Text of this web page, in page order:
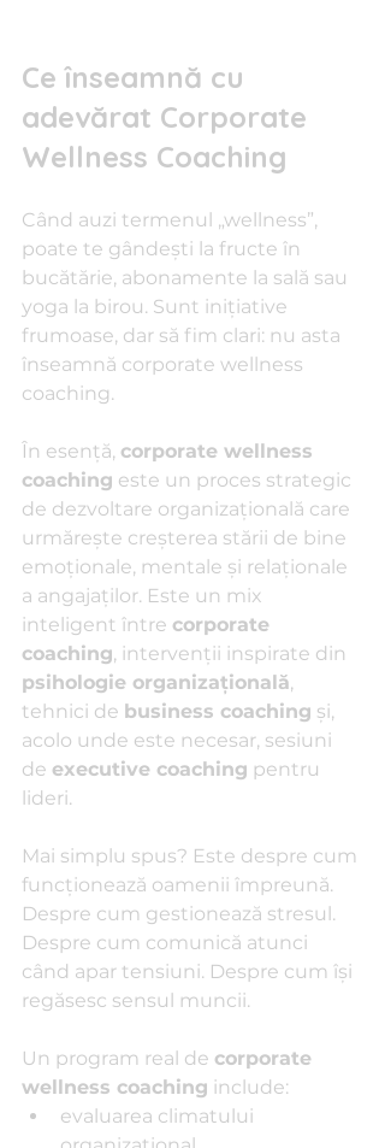
Ce înseamnă cu
adevărat Corporate
Wellness Coaching
Când auzi termenul „wellness”,
poate te gândești la fructe în
bucătărie, abonamente la sală sau
yoga la birou. Sunt inițiative
frumoase, dar să fim clari: nu asta
înseamnă corporate wellness
coaching.
În esență, corporate wellness
coaching este un proces strategic
de dezvoltare organizațională care
urmărește creșterea stării de bine
emoționale, mentale și relaționale
a angajaților. Este un mix
inteligent între corporate
coaching, intervenții inspirate din
psihologie organizațională,
tehnici de business coaching și,
acolo unde este necesar, sesiuni
de executive coaching pentru
lideri.
Mai simplu spus? Este despre cum
funcționează oamenii împreună.
Despre cum gestionează stresul.
Despre cum comunică atunci
când apar tensiuni. Despre cum își
regăsesc sensul muncii.
Un program real de corporate
wellness coaching include:
evaluarea climatului